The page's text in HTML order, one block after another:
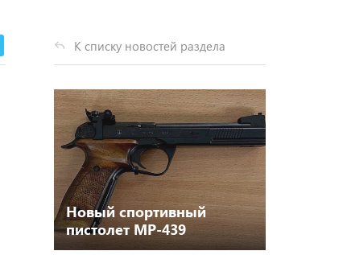
К списку новостей раздела
Новый спортивный
пистолет МР-439